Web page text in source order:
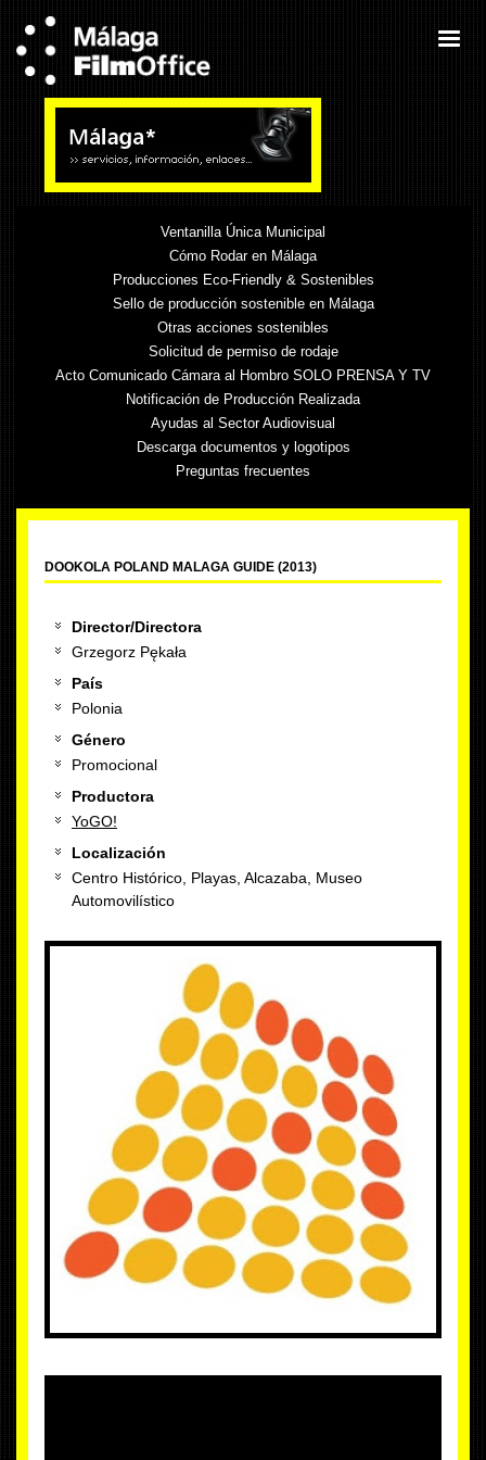
Ventanilla Única Municipal
Cómo Rodar en Málaga
Producciones Eco-Friendly & Sostenibles
Sello de producción sostenible en Málaga
Otras acciones sostenibles
Solicitud de permiso de rodaje
Acto Comunicado Cámara al Hombro SOLO PRENSA Y TV
Notificación de Producción Realizada
Ayudas al Sector Audiovisual
Descarga documentos y logotipos
Preguntas frecuentes
DOOKOLA POLAND MALAGA GUIDE (2013)
Director/Directora
Grzegorz Pękała
País
Polonia
Género
Promocional
Productora
YoGO!
Localización
Centro Histórico, Playas, Alcazaba, Museo
Automovilístico